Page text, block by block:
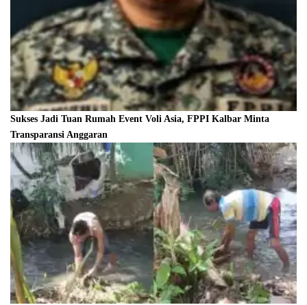
Sukses Jadi Tuan Rumah Event Voli Asia, FPPI Kalbar Minta
Transparansi Anggaran